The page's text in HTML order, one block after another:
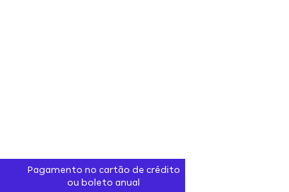
Pagamento no cartão de crédito
ou boleto anual